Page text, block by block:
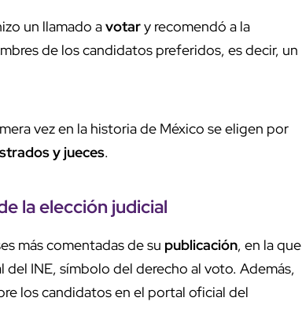
un llamado avotary recomendó a la
de los candidatos preferidos, es decir, un
vez en la historia de México se eligen por
y jueces.
la elección judicial
más comentadas de su publicación, en la que
INE, símbolo del derecho al voto. Además,
los candidatos en el portal oficial del